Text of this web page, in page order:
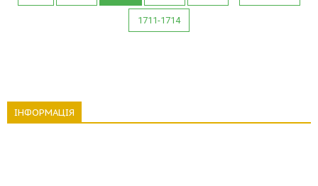
1711-1714
ІНФОРМАЦІЯ